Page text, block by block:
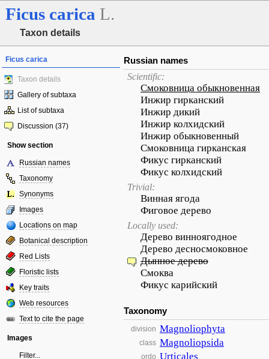
Ficus carica L.
Taxon details
Ficus carica
Taxon details
Gallery of subtaxa
List of subtaxa
Discussion (37)
Show section
Russian names
Taxonomy
Synonyms
Images
Locations on map
Botanical description
Red Lists
Floristic lists
Key traits
Web resources
Text to cite the page
Images
Filter...
Russian names
Scientific:
Смоковница обыкновенная
Инжир гирканский
Инжир дикий
Инжир колхидский
Инжир обыкновенный
Смоковница гирканская
Фикус гирканский
Фикус колхидский
Trivial:
Винная ягода
Фиговое дерево
Locally used:
Дерево винноягодное
Дерево десносмоковное
Дынное дерево
Смоква
Фикус карийский
Taxonomy
division Magnoliophyta
class Magnoliopsida
ordo Urticales